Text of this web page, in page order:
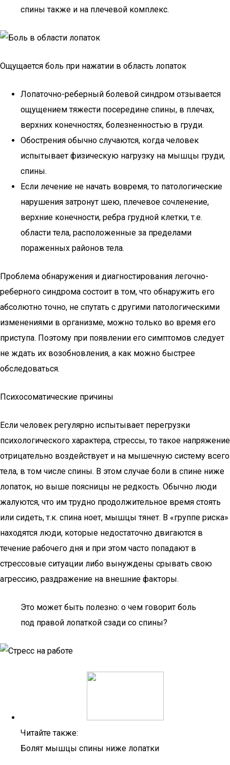
спины также и на плечевой комплекс.
Ощущается боль при нажатии в область лопаток
Лопаточно-реберный болевой синдром отзывается
ощущением тяжести посередине спины, в плечах,
верхних конечностях, болезненностью в груди.
Обострения обычно случаются, когда человек
испытывает физическую нагрузку на мышцы груди,
спины.
Если лечение не начать вовремя, то патологические
нарушения затронут шею, плечевое сочленение,
верхние конечности, ребра грудной клетки, т.е.
области тела, расположенные за пределами
пораженных районов тела.
Проблема обнаружения и диагностирования легочно-
реберного синдрома состоит в том, что обнаружить его
абсолютно точно, не спутать с другими патологическими
изменениями в организме, можно только во время его
приступа. Поэтому при появлении его симптомов следует
не ждать их возобновления, а как можно быстрее
обследоваться.
Психосоматические причины
Если человек регулярно испытывает перегрузки
психологического характера, стрессы, то такое напряжение
отрицательно воздействует и на мышечную систему всего
тела, в том числе спины. В этом случае боли в спине ниже
лопаток, но выше поясницы не редкость. Обычно люди
жалуются, что им трудно продолжительное время стоять
или сидеть, т.к. спина ноет, мышцы тянет. В «группе риска»
находятся люди, которые недостаточно двигаются в
течение рабочего дня и при этом часто попадают в
стрессовые ситуации либо вынуждены срывать свою
агрессию, раздражение на внешние факторы.
Это может быть полезно: о чем говорит боль
под правой лопаткой сзади со спины?
Читайте также:
Болят мышцы спины ниже лопатки